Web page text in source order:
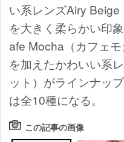
い系レンズAiry
を大きく柔らかい印
afe Mocha（カフェ
を加えたかわいい系
ット）がラインナッ
は全10種になる。
この記事の画像